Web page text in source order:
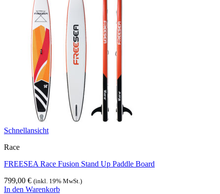
Schnellansicht
Race
FREESEA Race Fusion Stand Up Paddle Board
799,00 € (inkl. 19% MwSt.)
In den Warenkorb